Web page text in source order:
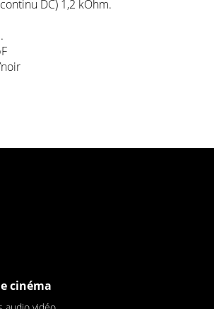
DC) 1,2 kOhm.
cinéma